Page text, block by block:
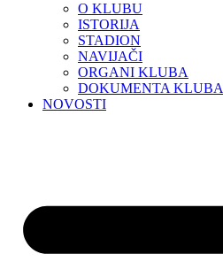
O KLUBU
ISTORIJA
STADION
NAVIJAČI
ORGANI KLUBA
DOKUMENTA KLUBA
NOVOSTI